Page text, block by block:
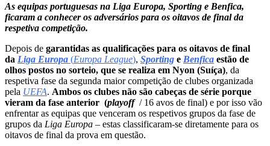
As equipas portuguesas na Liga Europa, Sporting e Benfica,
ficaram a conhecer os adversários para os oitavos de final da
respetiva competição.
Depois de garantidas as qualificações para os oitavos de final
da Liga Europa (Europa League), Sporting e Benfica estão de
olhos postos no sorteio, que se realiza em Nyon (Suíça), da
respetiva fase da segunda maior competição de clubes organizada
pela UEFA. Ambos os clubes não são cabeças de série porque
vieram da fase anterior (playoff / 16 avos de final) e por isso vão
enfrentar as equipas que venceram os respetivos grupos da fase de
grupos da Liga Europa – estas classificaram-se diretamente para os
oitavos de final da prova em questão.